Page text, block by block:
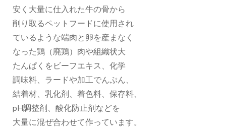
安く大量に仕入れた牛の骨から
削り取るペットフードに使用され
ているような端肉と卵を産まなく
なった鶏（廃鶏）肉や組織状大
たんぱくをビーフエキス、化学
調味料、ラードや加工でんぷん、
結着材、乳化剤、着色料、保存料、
pH調整剤、酸化防止剤などを
大量に混ぜ合わせて作っています。